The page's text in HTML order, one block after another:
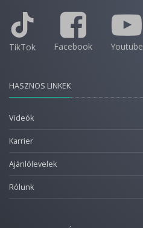
TikTok Facebook Youtube
HASZNOS LINKEK
Videók
Karrier
Ajánlólevelek
Rólunk